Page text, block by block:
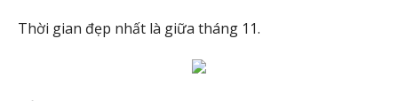
Thời gian đẹp nhất là giữa tháng 11.